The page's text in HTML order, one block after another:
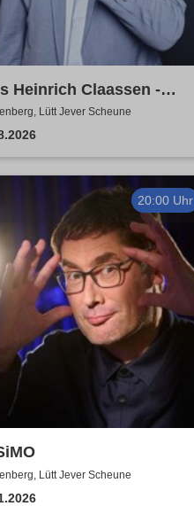
Heinrich Claassen -
Ursache
Lütt Jever Scheune
20:00 Uhr
Lütt Jever Scheune